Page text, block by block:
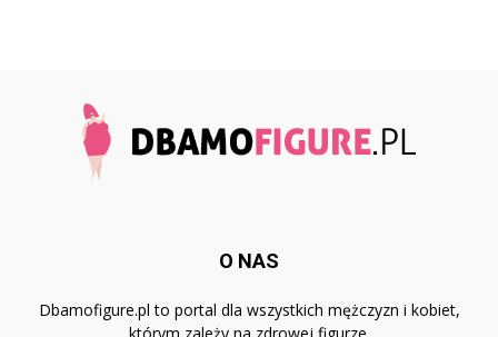
O NAS
Dbamofigure.pl to portal dla wszystkich mężczyzn i kobiet,